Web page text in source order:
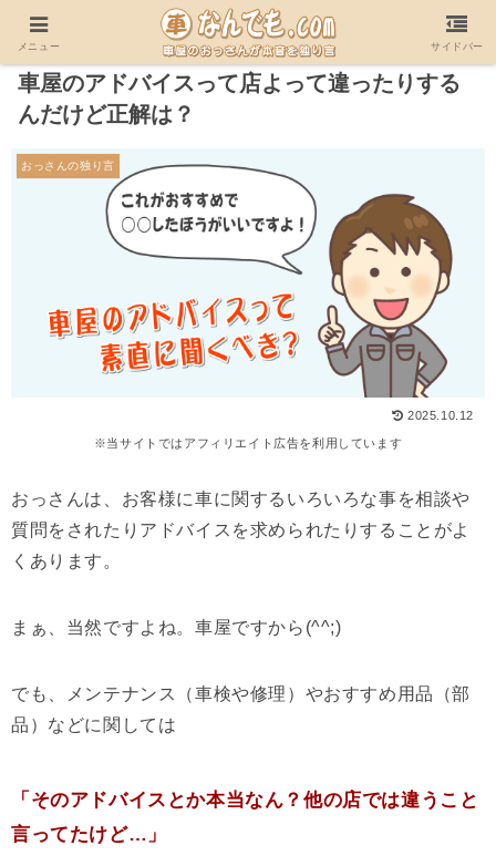
ホーム おっさんの独り言
車屋のアドバイスって店よって違ったりする
んだけど正解は？
おっさんの独り言
2025.10.12
※当サイトではアフィリエイト広告を利用しています
おっさんは、お客様に車に関するいろいろな事を相談や
質問をされたりアドバイスを求められたりすることがよ
くあります。
まぁ、当然ですよね。車屋ですから(^^;)
でも、メンテナンス（車検や修理）やおすすめ用品（部
品）などに関しては
「そのアドバイスとか本当なん？他の店では違うこと
言ってたけど…」
メニュー サイドバー